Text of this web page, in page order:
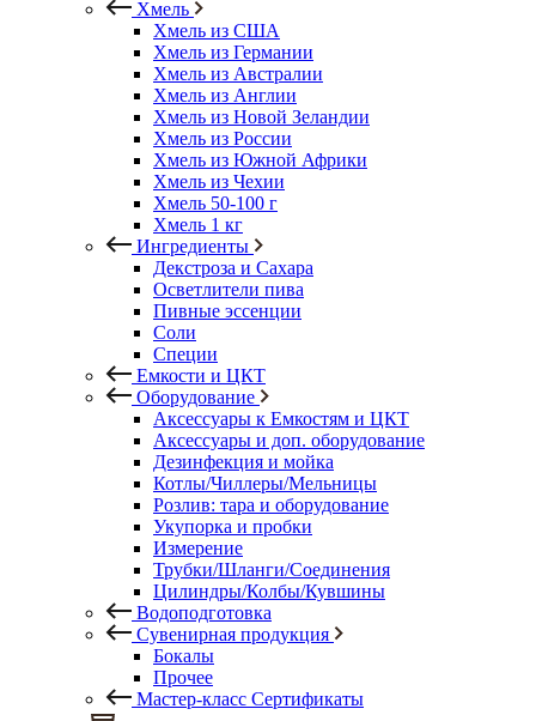
Хмель
Хмель из США
Хмель из Германии
Хмель из Австралии
Хмель из Англии
Хмель из Новой Зеландии
Хмель из России
Хмель из Южной Африки
Хмель из Чехии
Хмель 50-100 г
Хмель 1 кг
Ингредиенты
Декстроза и Сахара
Осветлители пива
Пивные эссенции
Соли
Специи
Емкости и ЦКТ
Оборудование
Аксессуары к Емкостям и ЦКТ
Аксессуары и доп. оборудование
Дезинфекция и мойка
Котлы/Чиллеры/Мельницы
Розлив: тара и оборудование
Укупорка и пробки
Измерение
Трубки/Шланги/Соединения
Цилиндры/Колбы/Кувшины
Водоподготовка
Сувенирная продукция
Бокалы
Прочее
Мастер-класс Сертификаты